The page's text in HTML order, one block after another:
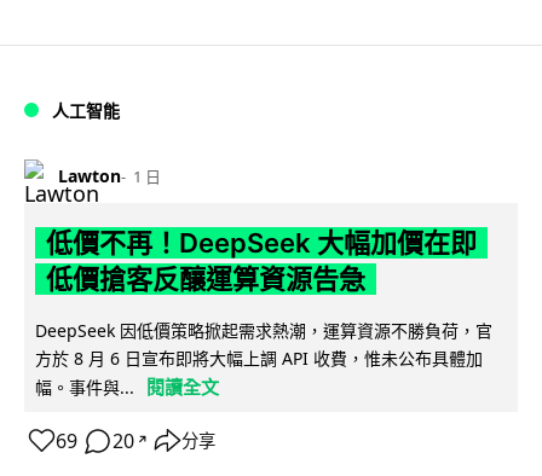
人工智能
Lawton 1 日
低價不再！DeepSeek 大幅加價在即
低價搶客反釀運算資源告急
DeepSeek 因低價策略掀起需求熱潮，運算資源不勝負荷，官
方於 8 月 6 日宣布即將大幅上調 API 收費，惟未公布具體加
幅。事件與...
閱讀全文
69 20 ↗ 分享